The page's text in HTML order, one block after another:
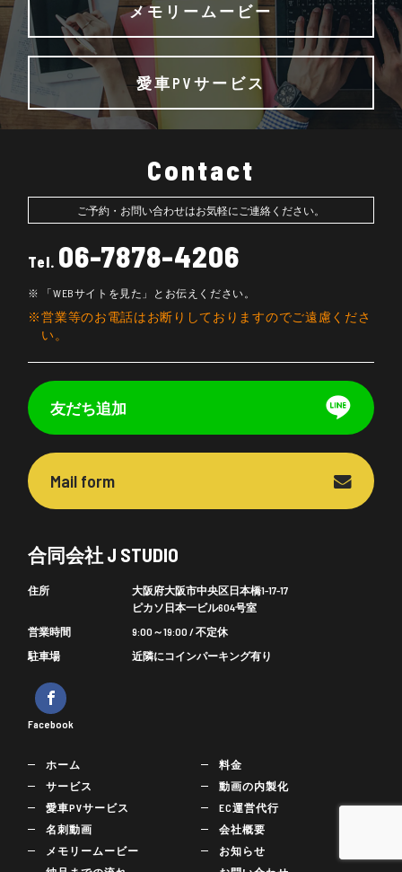
メモリームービー
愛車PVサービス
Contact
ご予約・お問い合わせはお気軽にご連絡ください。
Tel. 06-7878-4206
「WEBサイトを見た」とお伝えください。
営業等のお電話はお断りしておりますのでご遠慮くださ
い。
友だち追加
Mail form
合同会社 J STUDIO
住所
大阪府大阪市中央区日本橋1-17-17
ピカソ日本一ビル604号室
営業時間
9:00～19:00 / 不定休
駐車場
近隣にコインパーキング有り
Facebook
ホーム
サービス
愛車PVサービス
名刺動画
メモリームービー
料金
動画の内製化
EC運営代行
会社概要
お知らせ